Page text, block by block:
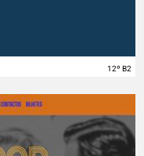
12º B2